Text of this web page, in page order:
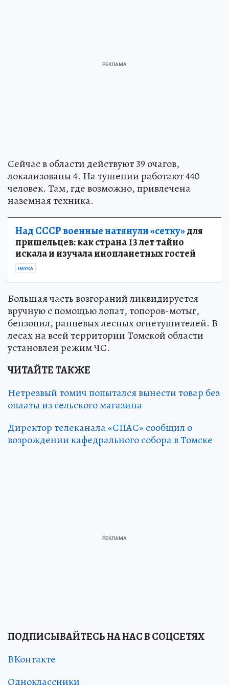
Сейчас в области действуют 39 очагов,
локализованы 4. На тушении работают 440
человек. Там, где возможно, привлечена
наземная техника.
Над СССР военные натянули «сетку»для
пришельцев: как страна 13 лет тайно
искала и изучала инопланетных гостей
НАУКА
Большая часть возгораний ликвидируется
вручную с помощью лопат, топоров-мотыг,
бензопил, ранцевых лесных огнетушителей. В
лесах на всей территории Томской области
установлен режим ЧС.
ЧИТАЙТЕ ТАКЖЕ
Нетрезвый томич попытался вынести товар без
оплаты из сельского магазина
Директор телеканала «СПАС» сообщил о
возрождении кафедрального собора в Томске
ПОДПИСЫВАЙТЕСЬ НА НАС В СОЦСЕТЯХ
ВКонтакте
Одноклассники